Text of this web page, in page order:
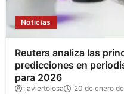
Noticias
Reuters analiza las
predicciones en
para 2026
javiertolosa 20 de enero